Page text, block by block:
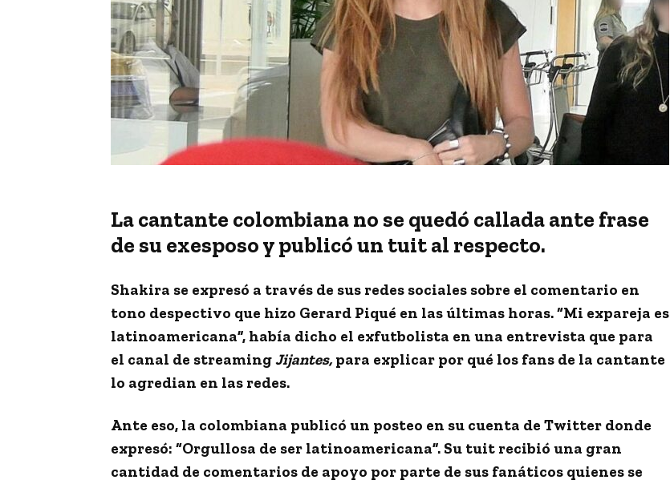
La cantante colombiana no se quedó callada ante frase
de su exesposo y publicó un tuit al respecto.
Shakira se expresó a través de sus redes sociales sobre el comentario en
tono despectivo que hizo Gerard Piqué en las últimas horas. “Mi expareja es
latinoamericana”, había dicho el exfutbolista en una entrevista que para
el canal de streamingJijantes, para explicar por qué los fans de la cantante
lo agredian en las redes.
Ante eso, la colombiana publicó un posteo en su cuenta de Twitter donde
expresó: “Orgullosa de ser latinoamericana”. Su tuit recibió una gran
cantidad de comentarios de apoyo por parte de sus fanáticos quienes se